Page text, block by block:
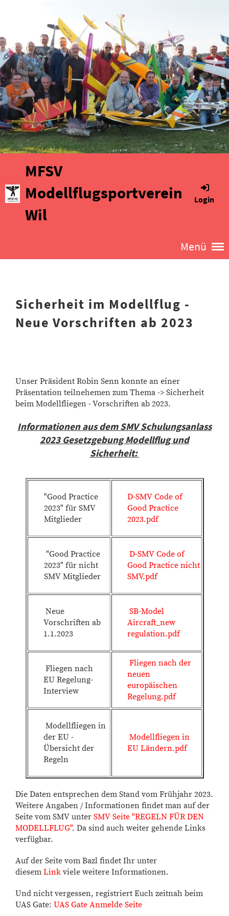
MFSV
Modellflugsportverein
Wil
Login
Menü
Sicherheit im Modellflug -
Neue Vorschriften ab 2023
Unser Präsident Robin Senn konnte an einer
Präsentation teilnehemen zum Thema -> Sicherheit
beim Modellfliegen - Vorschriften ab 2023.
Informationen aus dem SMV Schulungsanlass
2023 Gesetzgebung Modellflug und
Sicherheit:
"Good Practice
2023" für SMV
Mitglieder
D-SMV Code of
Good Practice
2023.pdf
"Good Practice
2023" für nicht
SMV Mitglieder
D-SMV Code of
Good Practice nicht
SMV.pdf
Neue
Vorschriften ab
1.1.2023
SB-Model
Aircraft_new
regulation.pdf
Fliegen nach
EU Regelung-
Interview
Fliegen nach der
neuen
europäischen
Regelung.pdf
Modellfliegen in
der EU -
Übersicht der
Regeln
Modellfliegen in
EU Ländern.pdf
Die Daten entsprechen dem Stand vom Frühjahr 2023.
Weitere Angaben / Informationen findet man auf der
Seite vom SMV unter SMV Seite "REGELN FÜR DEN
MODELLFLUG". Da sind auch weiter gehende Links
verfügbar.
Auf der Seite vom Bazl findet Ihr unter
diesem Link viele weitere Informationen.
Und nicht vergessen, registriert Euch zeitnah beim
UAS Gate: UAS Gate Anmelde Seite